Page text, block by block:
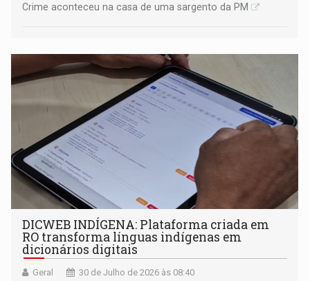
Crime aconteceu na casa de uma sargento da PM
DICWEB INDÍGENA: Plataforma criada em
RO transforma línguas indígenas em
dicionários digitais
Geral 30 de Julho de 2026 às 08:40